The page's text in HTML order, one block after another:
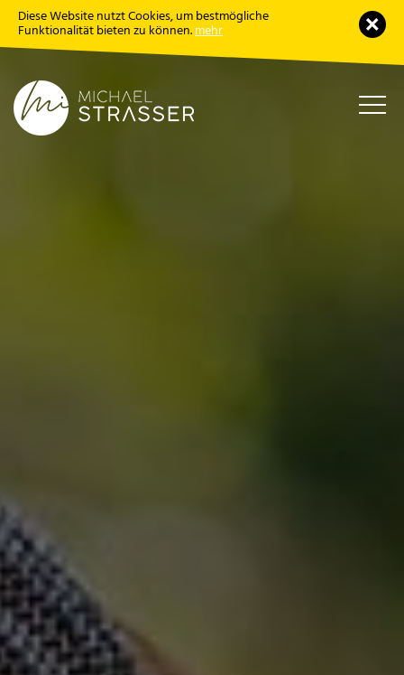
Diese Website nutzt Cookies, um bestmögliche
Funktionalität bieten zu können.mehr